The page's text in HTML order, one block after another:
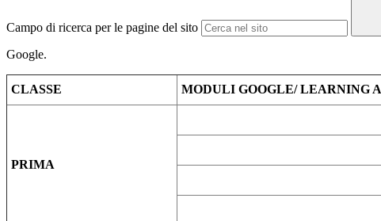
Campo di ricerca per le pagine del sito
Google.
CLASSE MODULI GOOGLE/ LEARNING
PRIMA